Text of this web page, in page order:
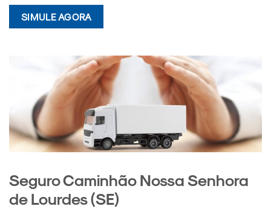
SIMULE AGORA
Seguro Caminhão Nossa Senhora
de Lourdes (SE)